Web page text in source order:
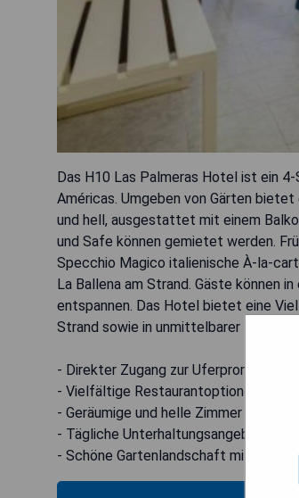
Das H10 Las Palmeras Hotel ist ein
Américas. Umgeben von Gärten
und hell, ausgestattet mit einem
und Safe können gemietet werden.
Specchio Magico italienische À-la-
La Ballena am Strand. Gäste können
entspannen. Das Hotel bietet eine
Strand sowie in unmittelbarer Nähe
- Direkter Zugang zur Uferpromenade
- Vielfältige Restaurantoptionen
- Geräumige und helle Zimmer
- Tägliche Unterhaltungsangebote
- Schöne Gartenlandschaft mit Pools